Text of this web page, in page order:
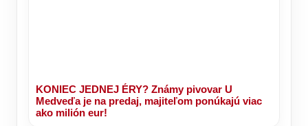
KONIEC JEDNEJ ÉRY? Známy pivovar U
Medveďa je na predaj, majiteľom ponúkajú viac
ako milión eur!